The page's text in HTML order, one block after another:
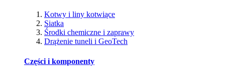
Kotwy i liny kotwiące
Siatka
Środki chemiczne i zaprawy
Drążenie tuneli i GeoTech
Części i komponenty